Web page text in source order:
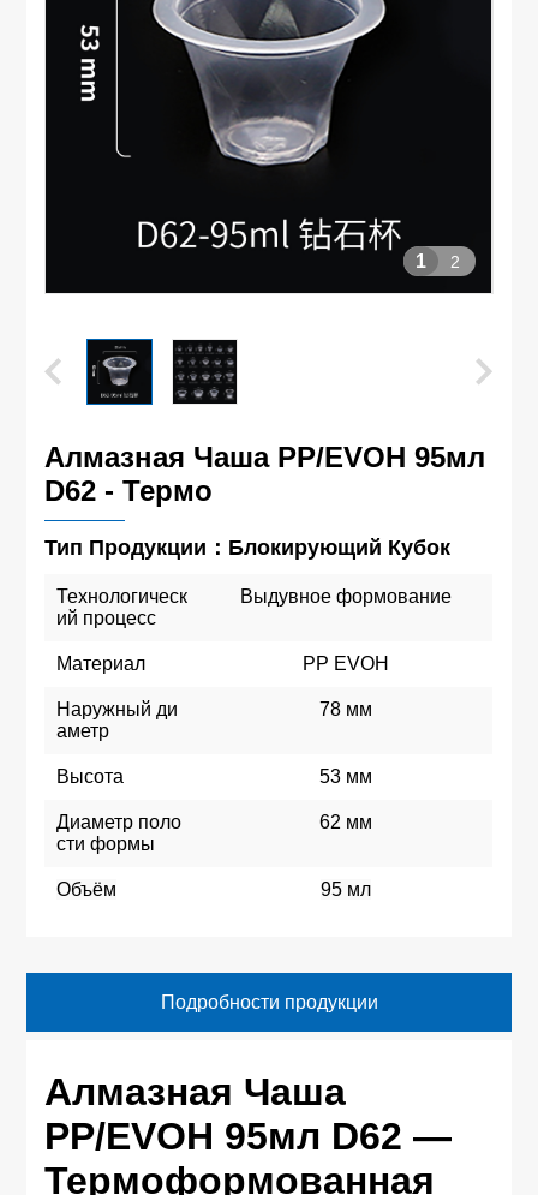
1 2
Алмазная Чаша PP/EVOH 95мл
D62 - Термо
Тип Продукции：Блокирующий Кубок
Технологическ
ий процесс
Выдувное формование
Материал PP EVOH
Наружный ди
аметр
78 мм
Высота 53 мм
Диаметр поло
сти формы
62 мм
Объём 95 мл
Подробности продукции
Алмазная Чаша
PP/EVOH 95мл D62 —
Термоформованная